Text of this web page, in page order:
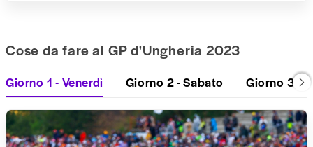
Cose da fare al GP d'Ungheria 2023
Giorno 1 - Venerdì Giorno 2 - Sabato Giorno 3 -